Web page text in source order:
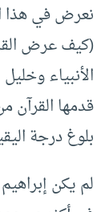
نعرض في هذا
(كيف عرض
الأنبياء
قدمها القرآن
بلوغ درجة
لم يكن